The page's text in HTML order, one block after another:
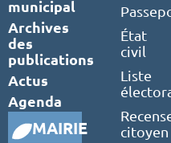
municipal
Archives
des
publications
Actus
Agenda
MAIRIE
État
civil
Liste
citoyen